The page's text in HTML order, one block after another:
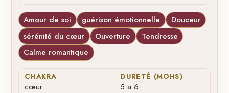
Amour de soi guérison émotionnelle
Douceur
sérénité du cœur
Ouverture
Tendresse
Calme romantique
CHAKRA
cœur
DURETÉ (MOHS)
5 a 6